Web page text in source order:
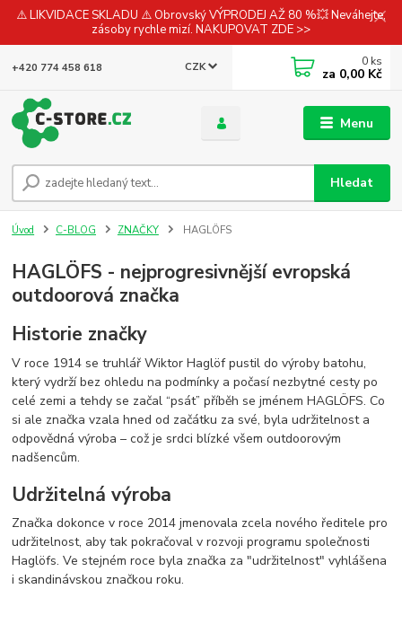
⚠️ LIKVIDACE SKLADU ⚠️ Obrovský VÝPRODEJ AŽ 80 %💥 Neváhejte,
zásoby rychle mizí. NAKUPOVAT ZDE >>
Menu
CZK
Hledat
+420 774 458 618 0 ks
za 0,00 Kč
Úvod C-BLOG ZNAČKY HAGLÖFS
HAGLÖFS - nejprogresivnější evropská
outdoorová značka
Historie značky
V roce 1914 se truhlář Wiktor Haglöf pustil do výroby batohu,
který vydrží bez ohledu na podmínky a počasí nezbytné cesty po
celé zemi a tehdy se začal “psát” příběh se jménem HAGLÖFS. Co
si ale značka vzala hned od začátku za své, byla udržitelnost a
odpovědná výroba – což je srdci blízké všem outdoorovým
nadšencům.
Udržitelná výroba
Značka dokonce v roce 2014 jmenovala zcela nového ředitele pro
udržitelnost, aby tak pokračoval v rozvoji programu společnosti
Haglöfs. Ve stejném roce byla značka za "udržitelnost" vyhlášena
i skandinávskou značkou roku.